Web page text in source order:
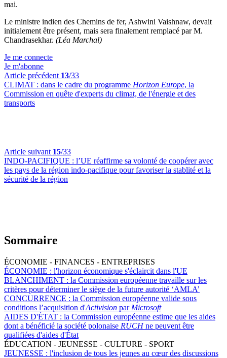
mai.
Le ministre indien des Chemins de fer, Ashwini Vaishnaw, devait
initialement être présent, mais sera finalement remplacé par M.
Chandrasekhar. (Léa Marchal)
Je me connecte
Je m'abonne
Article précédent 13/33
CLIMAT : dans le cadre du programme Horizon Europe, la
Commission en quête d'experts du climat, de l'énergie et des
transports
Article suivant 15/33
INDO-PACIFIQUE : l’UE réaffirme sa volonté de coopérer avec
les pays de la région indo-pacifique pour favoriser la stablité et la
sécurité de la région
Sommaire
ÉCONOMIE - FINANCES - ENTREPRISES
ÉCONOMIE : l'horizon économique s'éclaircit dans l'UE
BLANCHIMENT : la Commission européenne travaille sur les
critères pour déterminer le siège de la future autorité ‘AMLA’
CONCURRENCE : la Commission européenne valide sous
conditions l’acquisition d'Activision par Microsoft
AIDES D'ÉTAT : la Commission européenne estime que les aides
dont a bénéficié la société polonaise RUCHne peuvent être
qualifiées d'aides d'État
ÉDUCATION - JEUNESSE - CULTURE - SPORT
JEUNESSE : l'inclusion de tous les jeunes au cœur des discussions